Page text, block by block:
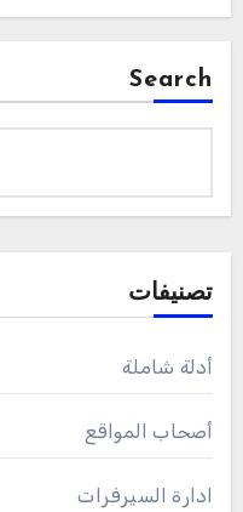
Search
تصنيفات
أدلة شاملة
أصحاب المواقع
ادارة السيرفرات